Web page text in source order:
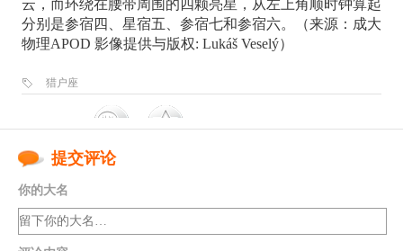
云，而环绕在腰带周围的四颗亮星，从左上角顺时钟算起
分别是参宿四、星宿五、参宿七和参宿六。（来源：成大
物理APOD 影像提供与版权: Lukáš Veselý）
猎户座
提交评论
你的大名